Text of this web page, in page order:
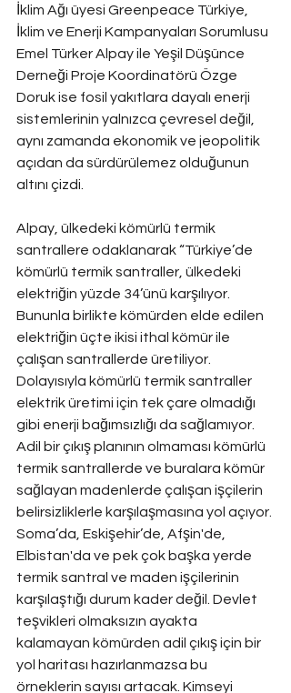
İklim Ağı üyesi Greenpeace Türkiye,
İklim ve Enerji Kampanyaları Sorumlusu
Emel Türker Alpay ile Yeşil Düşünce
Derneği Proje Koordinatörü Özge
Doruk ise fosil yakıtlara dayalı enerji
sistemlerinin yalnızca çevresel değil,
aynı zamanda ekonomik ve jeopolitik
açıdan da sürdürülemez olduğunun
altını çizdi.
Alpay, ülkedeki kömürlü termik
santrallere odaklanarak “Türkiye’de
kömürlü termik santraller, ülkedeki
elektriğin yüzde 34’ünü karşılıyor.
Bununla birlikte kömürden elde edilen
elektriğin üçte ikisi ithal kömür ile
çalışan santrallerde üretiliyor.
Dolayısıyla kömürlü termik santraller
elektrik üretimi için tek çare olmadığı
gibi enerji bağımsızlığı da sağlamıyor.
Adil bir çıkış planının olmaması kömürlü
termik santrallerde ve buralara kömür
sağlayan madenlerde çalışan işçilerin
belirsizliklerle karşılaşmasına yol açıyor.
Soma’da, Eskişehir’de, Afşin'de,
Elbistan'da ve pek çok başka yerde
termik santral ve maden işçilerinin
karşılaştığı durum kader değil. Devlet
teşvikleri olmaksızın ayakta
kalamayan kömürden adil çıkış için bir
yol haritası hazırlanmazsa bu
örneklerin sayısı artacak. Kimseyi